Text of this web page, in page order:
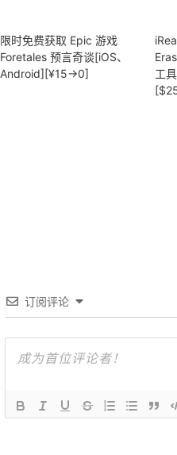
限时免费获取 Epic 游戏
Foretales 预言奇谈[iOS、
Android][¥15→0]
工
订阅评论